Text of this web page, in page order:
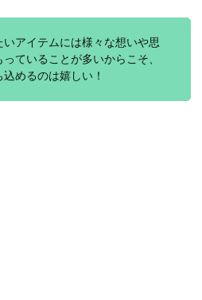
いアイテムには様々な想いや思
ていることが多いからこそ、
込めるのは嬉しい！